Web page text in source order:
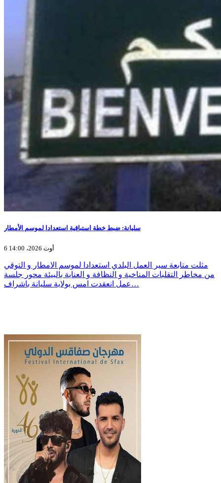
سليانة: ضبط خطة استباقية استعدادا لموسم الأمطار
6 أوت 2026، 14:00
مثلت متابعة سير العمل البلدي استعدادا لموسم الامطار و التوقي
من مخاطر التقلبات المناخية و النظافة و العناية بالبيئة محور جلسة
عمل انعقدت امس بولاية سليانة باشراف…